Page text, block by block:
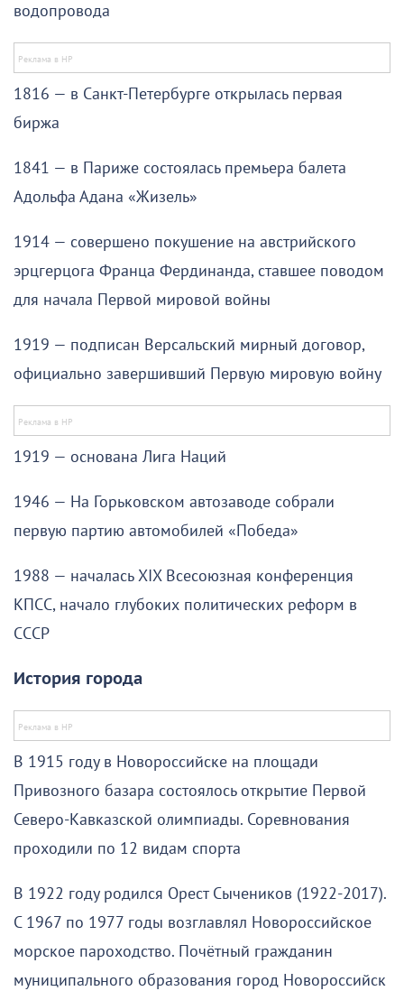
водопровода
1816 — в Санкт-Петербурге открылась первая
биржа
1841 — в Париже состоялась премьера балета
Адольфа Адана «Жизель»
1914 — совершено покушение на австрийского
эрцгерцога Франца Фердинанда, ставшее поводом
для начала Первой мировой войны
1919 — подписан Версальский мирный договор,
официально завершивший Первую мировую войну
1919 — основана Лига Наций
1946 — На Горьковском автозаводе собрали
первую партию автомобилей «Победа»
1988 — началась XIX Всесоюзная конференция
КПСС, начало глубоких политических реформ в
СССР
История города
В 1915 году в Новороссийске на площади
Привозного базара состоялось открытие Первой
Северо-Кавказской олимпиады. Соревнования
проходили по 12 видам спорта
В 1922 году родился Орест Сычеников (1922-2017).
С 1967 по 1977 годы возглавлял Новороссийское
морское пароходство. Почётный гражданин
муниципального образования город Новороссийск